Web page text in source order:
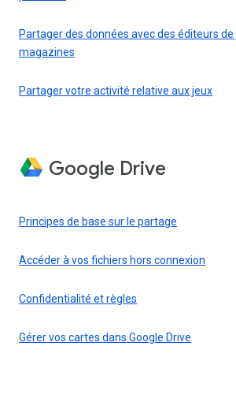
Partager des données avec des éditeurs
magazines
Partager votre activité relative aux jeux
Google Drive
Principes de base sur le partage
Accéder à vos fichiers hors connexion
Confidentialité et règles
Gérer vos cartes dans Google Drive